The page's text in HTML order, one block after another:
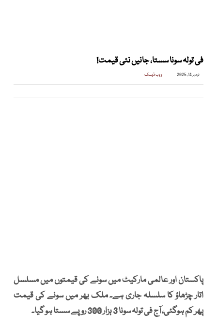
فی تولہ سونا سستا، جانیں نئی قیمت!
نومبر 14, 2025 ویب ڈیسک
پاکستان اور عالمی مارکیٹ میں سونے کی قیمتوں میں مسلسل
اتار چڑھاؤ کا سلسلہ جاری ہے۔ ملک بھر میں سونے کی قیمت
پھر کم ہوگئی، آج فی تولہ سونا 3 ہزار 300 روپے سستا ہو گیا۔